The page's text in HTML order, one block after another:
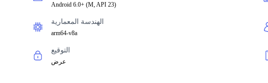
Android 6.0+ (M, API 23)
الهندسة المعمارية
arm64-v8a
التوقيع
عرض